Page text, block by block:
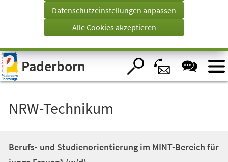
Visuelle
Assistenzsoftware
öffnen.
Tab)
Datenschutzeinstellungen anpassen
Alle Cookies akzeptieren
Paderborn
NRW-Technikum
Berufs- und Studienorientierung im MINT-Bereich für